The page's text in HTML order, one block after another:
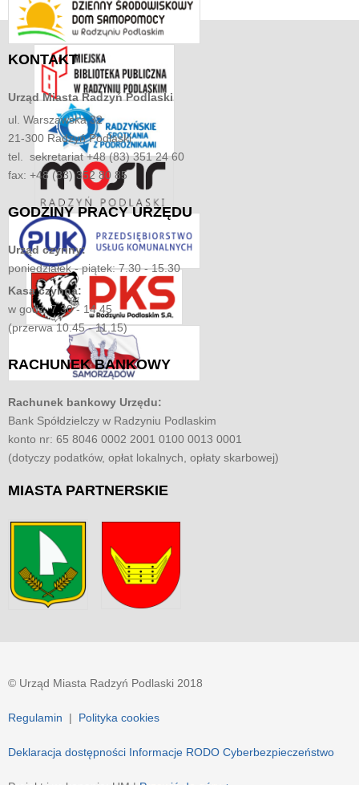
KONTAKT
Urząd MiastaRadzyń Podlaski
ul. Warszawska 32
21-300 Radzyń Podlaski
tel. sekretariat +48 (83) 351 24 60
fax: +48 (83) 352 80 85
GODZINYPRACY URZĘDU
Urząd czynny:
poniedziałek - piątek: 7.30 - 15.30
Kasa czynna:
w godz. 7.30 - 14.45
(przerwa 10.45 - 11.15)
RACHUNEKBANKOWY
Rachunek bankowy Urzędu:
Bank Spółdzielczy w Radzyniu Podlaskim
konto nr: 65 8046 0002 2001 0100 0013 0001
(dotyczy podatków, opłat lokalnych, opłaty skarbowej)
MIASTAPARTNERSKIE
© Urząd Miasta Radzyń Podlaski 2018
Regulamin | Polityka cookies
Deklaracja dostępności Informacje RODO Cyberbezpieczeństwo